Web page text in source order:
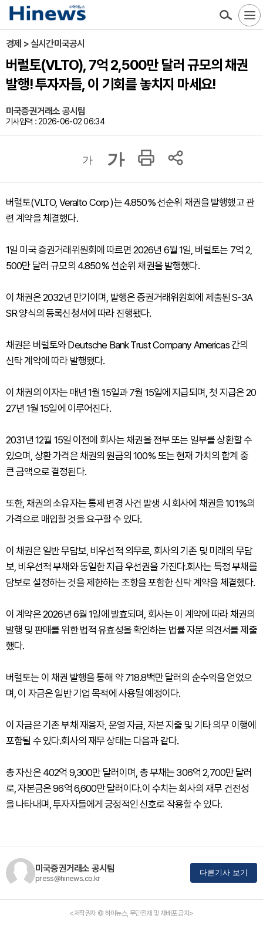
경제 > 실시간미국공시
버럴토(VLTO), 7억 2,500만 달러 규모의 채권
발행! 투자자들, 이 기회를 놓치지 마세요!
미국증권거래소 공시팀
기사입력 : 2026-06-02 06:34
가 가
버럴토(VLTO, Veralto Corp )는 4.850% 선순위 채권을 발행했고 관
련 계약을 체결했다.
1일 미국 증권거래위원회에 따르면 2026년 6월 1일, 버럴토는 7억 2,
500만 달러 규모의 4.850% 선순위 채권을 발행했다.
이 채권은 2032년 만기이며, 발행은 증권거래위원회에 제출된 S-3A
SR 양식의 등록신청서에 따라 진행됐다.
채권은 버럴토와 Deutsche Bank Trust Company Americas 간의
신탁 계약에 따라 발행됐다.
이 채권의 이자는 매년 1월 15일과 7월 15일에 지급되며, 첫 지급은 20
27년 1월 15일에 이루어진다.
2031년 12월 15일 이전에 회사는 채권을 전부 또는 일부를 상환할 수
있으며, 상환 가격은 채권의 원금의 100% 또는 현재 가치의 합계 중
큰 금액으로 결정된다.
또한, 채권의 소유자는 통제 변경 사건 발생 시 회사에 채권을 101%의
가격으로 매입할 것을 요구할 수 있다.
이 채권은 일반 무담보, 비우선적 의무로, 회사의 기존 및 미래의 무담
보, 비우선적 부채와 동일한 지급 우선권을 가진다.회사는 특정 부채를
담보로 설정하는 것을 제한하는 조항을 포함한 신탁 계약을 체결했다.
이 계약은 2026년 6월 1일에 발효되며, 회사는 이 계약에 따라 채권의
발행 및 판매를 위한 법적 유효성을 확인하는 법률 자문 의견서를 제출
했다.
버럴토는 이 채권 발행을 통해 약 718.8백만 달러의 순수익을 얻었으
며, 이 자금은 일반 기업 목적에 사용될 예정이다.
이 자금은 기존 부채 재융자, 운영 자금, 자본 지출 및 기타 의무 이행에
포함될 수 있다.회사의 재무 상태는 다음과 같다.
총 자산은 402억 9,300만 달러이며, 총 부채는 306억 2,700만 달러
로, 자본금은 96억 6,600만 달러이다.이 수치는 회사의 재무 건전성
을 나타내며, 투자자들에게 긍정적인 신호로 작용할 수 있다.
미국증권거래소 공시팀
press@hinews.co.kr
다른기사 보기
<저작권자 © 하이뉴스, 무단전재 및 재배포 금지>